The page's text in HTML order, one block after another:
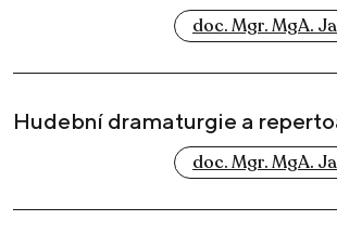
doc. Mgr. MgA.
Hudební dramaturgie a
doc. Mgr. MgA.